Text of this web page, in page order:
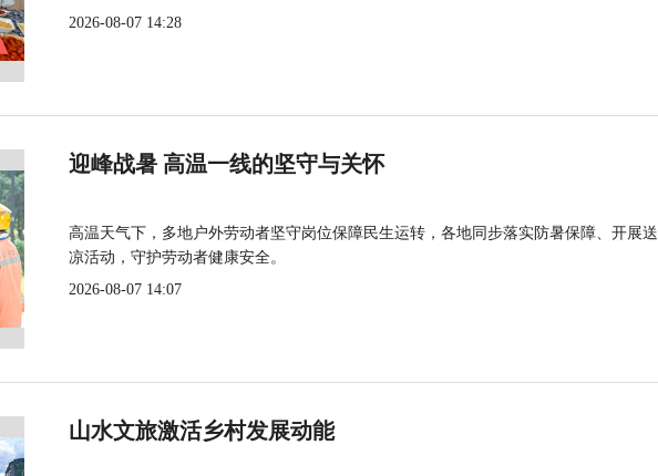
2026-08-07 14:28
迎峰战暑 高温一线的坚守与关怀
高温天气下，多地户外劳动者坚守岗位保障民生运转，各地同步落实防暑保障、开展
凉活动，守护劳动者健康安全。
2026-08-07 14:07
山水文旅激活乡村发展动能